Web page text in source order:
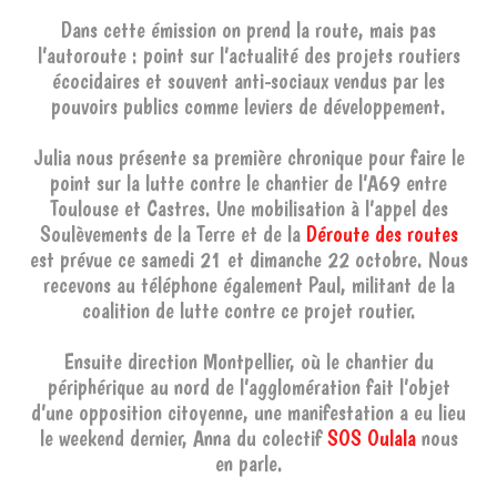
Dans cette émission on prend la route, mais pas
l’autoroute : point sur l’actualité des projets routiers
écocidaires et souvent anti-sociaux vendus par les
pouvoirs publics comme leviers de développement.
Julia nous présente sa première chronique pour faire le
point sur la lutte contre le chantier de l’A69 entre
Toulouse et Castres. Une mobilisation à l’appel des
Soulèvements de la Terre et de la Déroute des routes
est prévue ce samedi 21 et dimanche 22 octobre. Nous
recevons au téléphone également Paul, militant de la
coalition de lutte contre ce projet routier.
Ensuite direction Montpellier, où le chantier du
périphérique au nord de l’agglomération fait l’objet
d’une opposition citoyenne, une manifestation a eu lieu
le weekend dernier, Anna du colectifSOS Oulalanous
en parle.